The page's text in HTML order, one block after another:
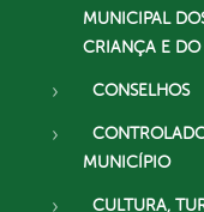
MUNICIPAL
CRIANÇA E DO
CONSELHOS
MUNICÍPIO
CULTURA,